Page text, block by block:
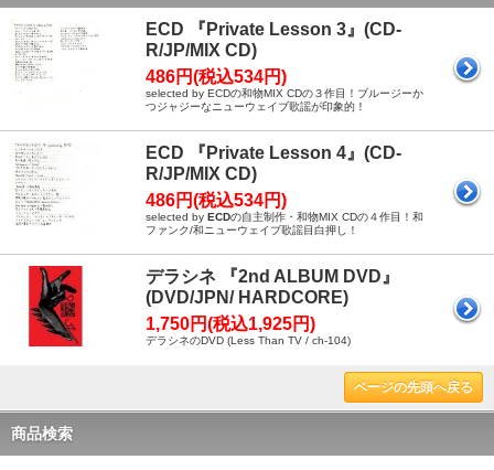
ECD 『Private Lesson 3』(CD-
R/JP/MIX CD)
486円(税込534円)
selected by ECDの和物MIX CDの３作目！ブルージーか
つジャジーなニューウェイブ歌謡が印象的！
ECD 『Private Lesson 4』(CD-
R/JP/MIX CD)
486円(税込534円)
selected by ECDの自主制作・和物MIX CDの４作目！和
ファンク/和ニューウェイブ歌謡目白押し！
デラシネ 『2nd ALBUM DVD』
(DVD/JPN/ HARDCORE)
1,750円(税込1,925円)
デラシネのDVD (Less Than TV / ch-104)
ページの先頭へ戻る
商品検索